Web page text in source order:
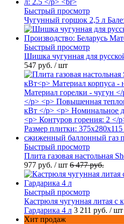
Быстрый просмотр
Чугунный горшок 2,5 л
Быстрый просмотр
Шишка чугунная для
547 руб. / шт
Быстрый просмотр
Плита газовая настольная
977 руб. / шт 6 477 руб.
Быстрый просмотр
Кастрюля чугунная литая с
Гардарика 4 л 3 211 руб. / шт
Хит продаж